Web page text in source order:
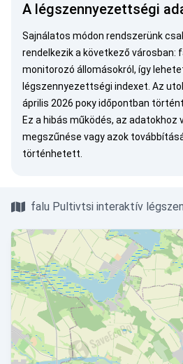
A légszennyezettségi
Sajnálatos módon rendszerünk
rendelkezik a következő városban:
monitorozó állomásokról, így
légszennyezettségi indexet. Az
április 2026 року időpontban történt.
Ez a hibás működés, az adatokhoz
megszűnése vagy azok
történhetett.
falu Pultivtsi interaktív